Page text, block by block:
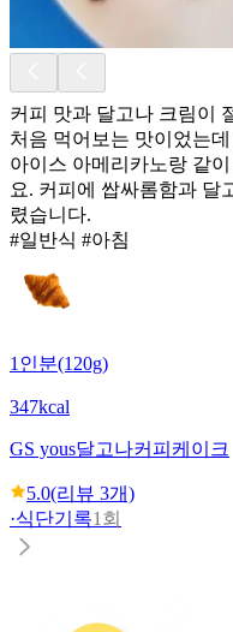
커피 맛과 달고나 크림이
처음 먹어보는 맛이었는
아이스 아메리카노랑 같
요. 커피에 쌉싸롬함과 달
렸습니다.
#일반식 #아침
1인분(120g)
347kcal
GS yous달고나커피케이크
5.0(리뷰 3개)
·식단기록1회